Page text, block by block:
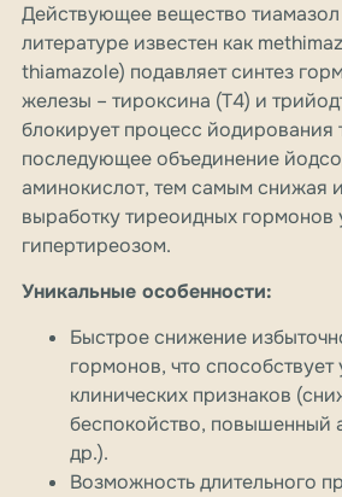
Действующее вещество тиамазол
литературе известен как
thiamazole) подавляет синтез
железы – тироксина (T4) и
блокирует процесс йодирования
последующее объединение
аминокислот, тем самым снижая
выработку тиреоидных гормонов
гипертиреозом.
Уникальные особенности:
Быстрое снижение
гормонов, что
клинических признаков
беспокойство, повышенный
др.).
Возможность длительного